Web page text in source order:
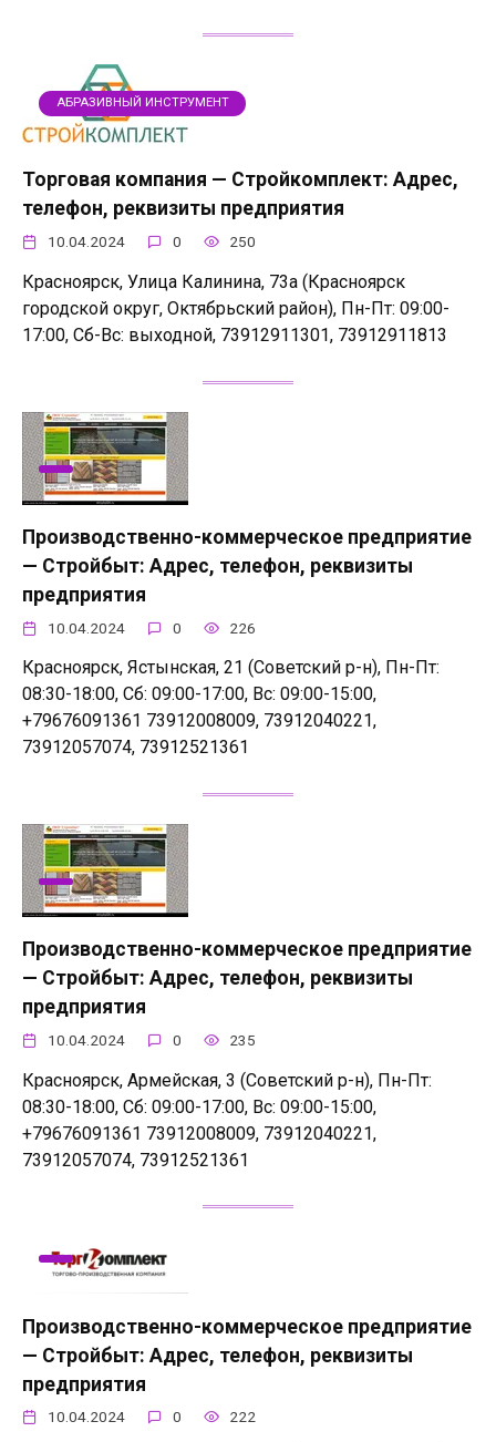
АБРАЗИВНЫЙ ИНСТРУМЕНТ
Торговая компания — Стройкомплект: Адрес,
телефон, реквизиты предприятия
10.04.2024 0 250
Красноярск, Улица Калинина, 73а (Красноярск
городской округ, Октябрьский район), Пн-Пт: 09:00-
17:00, Сб-Вс: выходной, 73912911301, 73912911813
Производственно-коммерческое предприятие
— Стройбыт: Адрес, телефон, реквизиты
предприятия
10.04.2024 0 226
Красноярск, Ястынская, 21 (Советский р-н), Пн-Пт:
08:30-18:00, Сб: 09:00-17:00, Вс: 09:00-15:00,
+79676091361 73912008009, 73912040221,
73912057074, 73912521361
Производственно-коммерческое предприятие
— Стройбыт: Адрес, телефон, реквизиты
предприятия
10.04.2024 0 235
Красноярск, Армейская, 3 (Советский р-н), Пн-Пт:
08:30-18:00, Сб: 09:00-17:00, Вс: 09:00-15:00,
+79676091361 73912008009, 73912040221,
73912057074, 73912521361
Производственно-коммерческое предприятие
— Стройбыт: Адрес, телефон, реквизиты
предприятия
10.04.2024 0 222